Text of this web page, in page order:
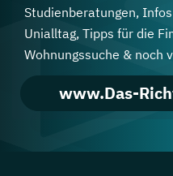
Studienberatungen,
Unialltag, Tipps für die
Wohnungssuche & noch
www.Das-